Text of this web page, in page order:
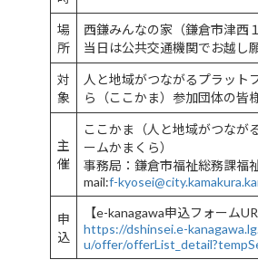
場
所
西鎌みんなの家（鎌倉市津
当日は公共交通機関でお越し
対
象
人と地域がつながるプラット
ら（ここかま）参加団体の皆
主
催
ここかま（人と地域がつなが
ームかまくら）
事務局：鎌倉市福祉総務課福
mail:f-
申
込
【e-kanagawa申込フォーム
https://dshinsei.e-
u/offer/